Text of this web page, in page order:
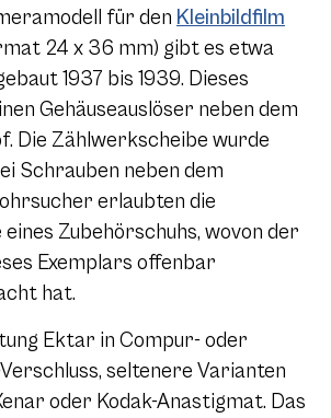
für den Kleinbildfilm
24 x 36 mm) gibt es etwa
1937 bis 1939. Dieses
Gehäuseauslöser neben dem
Die Zählwerkscheibe wurde
Schrauben neben dem
erlaubten die
Zubehörschuhs, wovon der
Exemplars offenbar
hat.
Ektar in Compur- oder
seltenere Varianten
oder Kodak-Anastigmat. Das